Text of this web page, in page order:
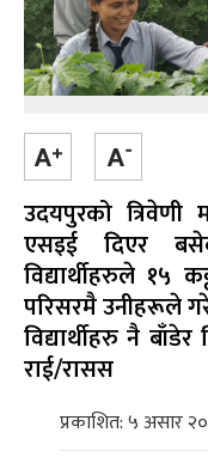
उदयपुरको त्रिवेणी
एसइई दिएर
विद्यार्थीहरुले १५
परिसरमै उनीहरूले
विद्यार्थीहरु नै
राई/रासस
प्रकाशित: ५ असार